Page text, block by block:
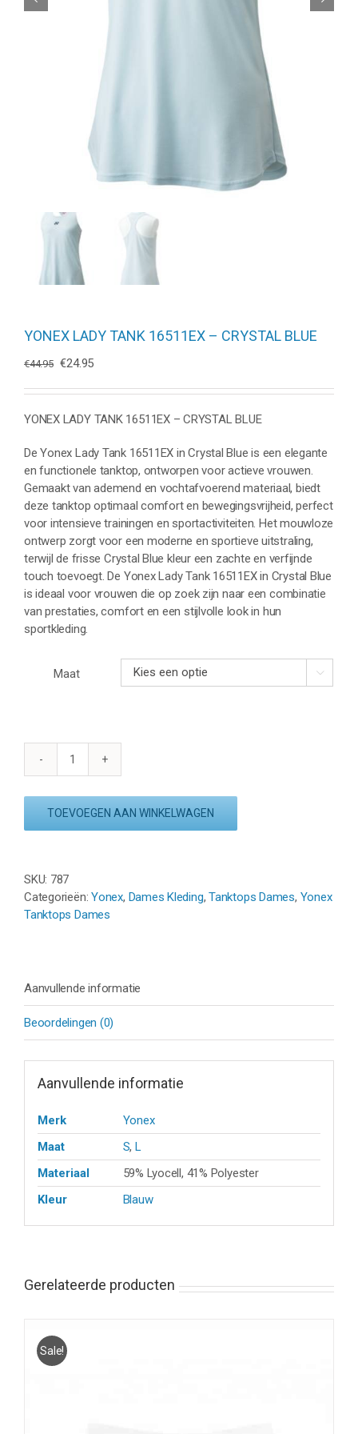
YONEX LADY TANK 16511EX – CRYSTAL BLUE
€44.95 Oorspronkelijke
was:
€44.95.
€24.95Huidige
is:
€24.95.
YONEX LADY TANK 16511EX – CRYSTAL BLUE
De Yonex Lady Tank 16511EX in Crystal Blue is een elegante
en functionele tanktop, ontworpen voor actieve vrouwen.
Gemaakt van ademend en vochtafvoerend materiaal, biedt
deze tanktop optimaal comfort en bewegingsvrijheid, perfect
voor intensieve trainingen en sportactiviteiten. Het mouwloze
ontwerp zorgt voor een moderne en sportieve uitstraling,
terwijl de frisse Crystal Blue kleur een zachte en verfijnde
touch toevoegt. De Yonex Lady Tank 16511EX in Crystal Blue
is ideaal voor vrouwen die op zoek zijn naar een combinatie
van prestaties, comfort en een stijlvolle look in hun
sportkleding.
Maat 
YONEX
16511EX
aantal
TOEVOEGEN AAN WINKELWAGEN
SKU: 787
Categorieën:Yonex, Dames Kleding,Tanktops Dames, Yonex
Tanktops Dames
Aanvullende informatie
Beoordelingen (0)
Aanvullende informatie
Merk
Yonex
Maat
S, L
Materiaal
59% Lyocell, 41% Polyester
Kleur
Blauw
Gerelateerde producten
Sale!